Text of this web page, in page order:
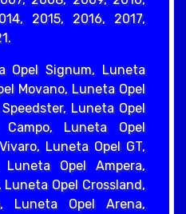
2015, 2016, 2017,
Opel Signum, Luneta
Movano, Luneta Opel
Luneta Opel
Luneta Opel
Luneta Opel GT,
Opel Ampera,
Opel Crossland,
Luneta Opel Arena,